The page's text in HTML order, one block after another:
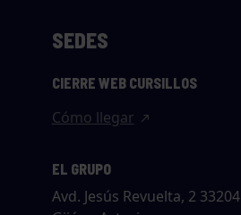
SEDES
CIERRE WEB CURSILLOS
Cómo llegar
EL GRUPO
Avd. Jesús Revuelta, 2 33204